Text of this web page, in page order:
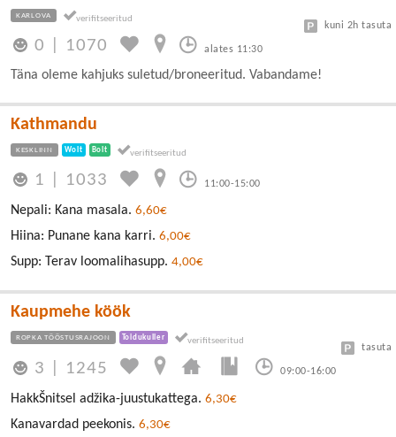
KARLOVA
0 1070 alates 11:30
kuni 2h tasuta
Täna oleme kahjuks suletud/broneeritud. Vabandame!
Kathmandu
KESKLINN Wolt Bolt
1 1033 11:00-15:00
Nepali: Kana masala. 6,60€
Hiina: Punane kana karri. 6,00€
Supp: Terav loomalihasupp. 4,00€
Kaupmehe köök
ROPKA TÖÖSTUSRAJOON Toidukuller
3 1245 09:00-16:00
tasuta
HakkŠnitsel adžika-juustukattega. 6,30€
Kanavardad peekonis. 6,30€